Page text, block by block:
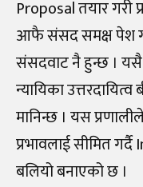
Proposal तयार गरी
आफै संसद समक्ष पेश
संसदवाट नै हुन्छ । यसै
न्यायिका
मानिन्छ । यस
प्रभावलाई सीमित
बलियो बनाएको छ ।